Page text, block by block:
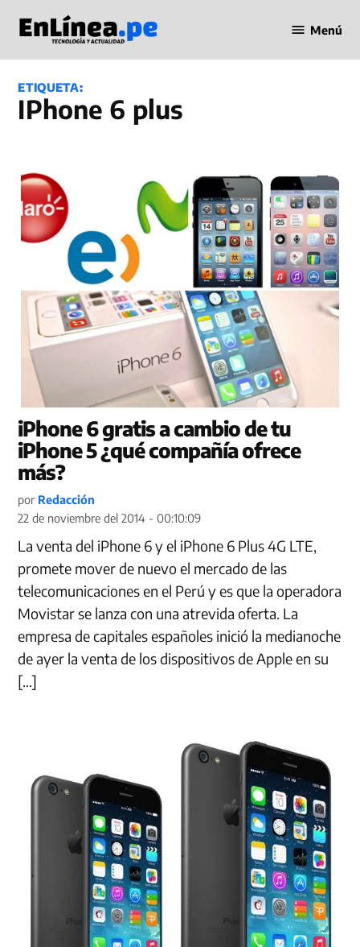
contenido
en Línea
Menú
ETIQUETA:
iPhone 6 plus
iPhone 6 gratis a cambio de tu
iPhone 5 ¿qué compañía ofrece
más?
por Redacción
22 de noviembre del 2014 - 00:10:09
La venta del iPhone 6 y el iPhone 6 Plus 4G LTE,
promete mover de nuevo el mercado de las
telecomunicaciones en el Perú y es que la operadora
Movistar se lanza con una atrevida oferta. La
empresa de capitales españoles inició la medianoche
de ayer la venta de los dispositivos de Apple en su
[…]